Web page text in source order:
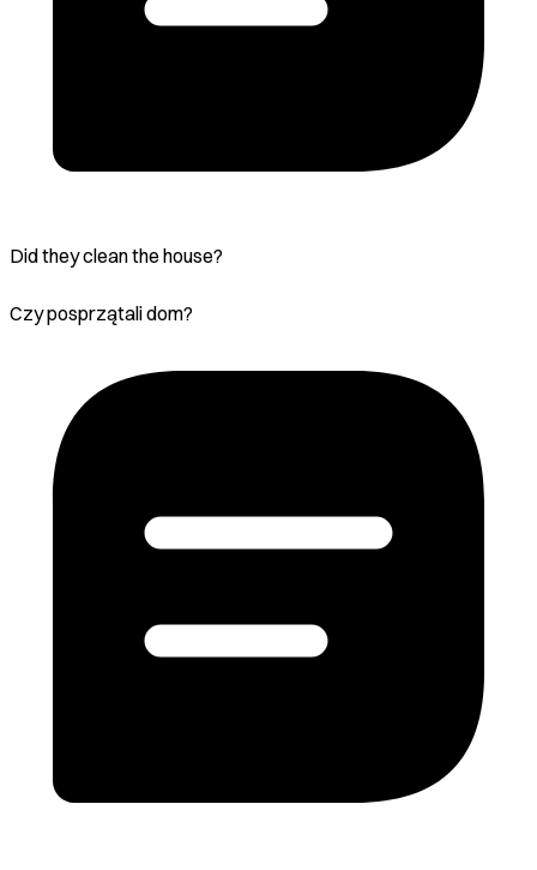
Did they clean the house?
Czy posprzątali dom?